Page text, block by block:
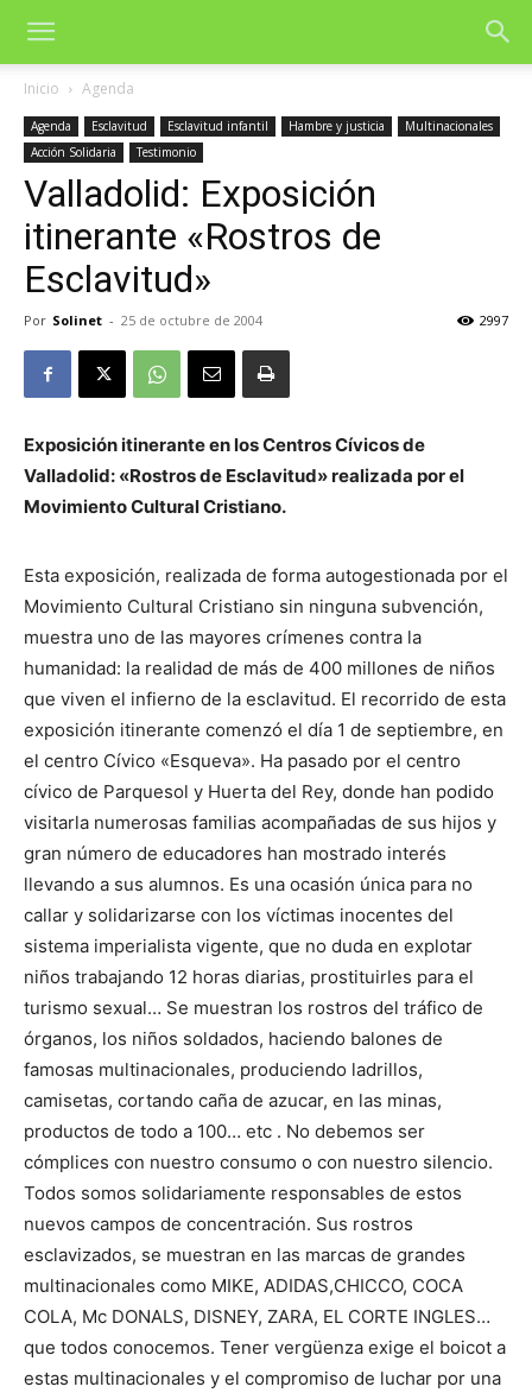
Inicio Agenda
Agenda Esclavitud Esclavitud infantil Hambre y justicia
Multinacionales
Acción Solidaria
Testimonio
Valladolid: Exposición
itinerante «Rostros de
Esclavitud»
Por Solinet - 25 de octubre de 2004 2997
Exposición itinerante en los Centros Cívicos de
Valladolid: «Rostros de Esclavitud» realizada por el
Movimiento Cultural Cristiano.
Esta exposición, realizada de forma autogestionada por el
Movimiento Cultural Cristiano sin ninguna subvención,
muestra uno de las mayores crímenes contra la
humanidad: la realidad de más de 400 millones de niños
que viven el infierno de la esclavitud. El recorrido de esta
exposición itinerante comenzó el día 1 de septiembre, en
el centro Cívico «Esqueva». Ha pasado por el centro
cívico de Parquesol y Huerta del Rey, donde han podido
visitarla numerosas familias acompañadas de sus hijos y
gran número de educadores han mostrado interés
llevando a sus alumnos. Es una ocasión única para no
callar y solidarizarse con los víctimas inocentes del
sistema imperialista vigente, que no duda en explotar
niños trabajando 12 horas diarias, prostituirles para el
turismo sexual… Se muestran los rostros del tráfico de
órganos, los niños soldados, haciendo balones de
famosas multinacionales, produciendo ladrillos,
camisetas, cortando caña de azucar, en las minas,
productos de todo a 100… etc . No debemos ser
cómplices con nuestro consumo o con nuestro silencio.
Todos somos solidariamente responsables de estos
nuevos campos de concentración. Sus rostros
esclavizados, se muestran en las marcas de grandes
multinacionales como MIKE, ADIDAS,CHICCO, COCA
COLA, Mc DONALS, DISNEY, ZARA, EL CORTE INGLES…
que todos conocemos. Tener vergüenza exige el boicot a
estas multinacionales y el compromiso de luchar por una